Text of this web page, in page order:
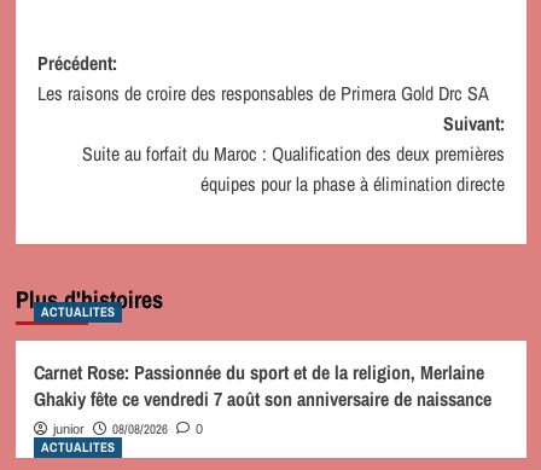
Navigation
d’article
Précédent:
Les raisons de croire des responsables de Primera Gold Drc SA
Suivant:
Suite au forfait du Maroc : Qualification des deux premières
équipes pour la phase à élimination directe
Plus d'histoires
ACTUALITES
Carnet Rose: Passionnée du sport et de la religion, Merlaine
Ghakiy fête ce vendredi 7 août son anniversaire de naissance
junior 08/08/2026 0
ACTUALITES